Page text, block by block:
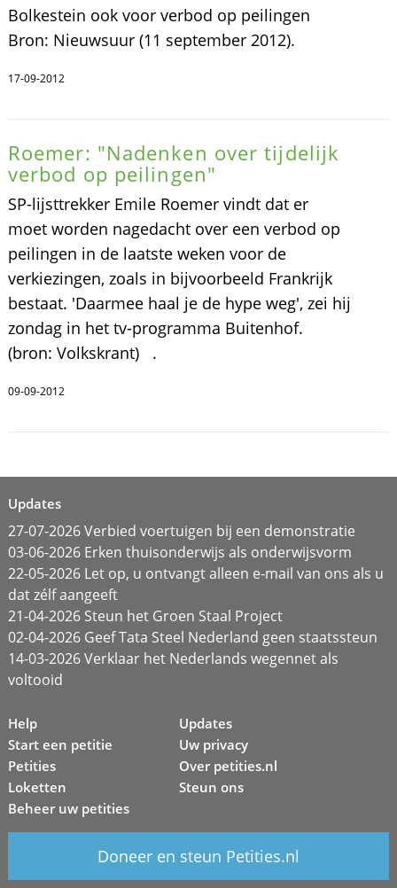
Bolkestein ook voor verbod op peilingen
Bron: Nieuwsuur (11 september 2012).
17-09-2012
Roemer: "Nadenken over tijdelijk
verbod op peilingen"
SP-lijsttrekker Emile Roemer vindt dat er
moet worden nagedacht over een verbod op
peilingen in de laatste weken voor de
verkiezingen, zoals in bijvoorbeeld Frankrijk
bestaat. 'Daarmee haal je de hype weg', zei hij
zondag in het tv-programma Buitenhof.
(bron: Volkskrant) .
09-09-2012
Updates
27-07-2026 Verbied voertuigen bij een demonstratie
03-06-2026 Erken thuisonderwijs als onderwijsvorm
22-05-2026 Let op, u ontvangt alleen e-mail van ons als u
dat zélf aangeeft
21-04-2026 Steun het Groen Staal Project
02-04-2026 Geef Tata Steel Nederland geen staatssteun
14-03-2026 Verklaar het Nederlands wegennet als
voltooid
Help
Start een petitie
Petities
Loketten
Beheer uw petities
Updates
Uw privacy
Over petities.nl
Steun ons
Doneer en steun Petities.nl